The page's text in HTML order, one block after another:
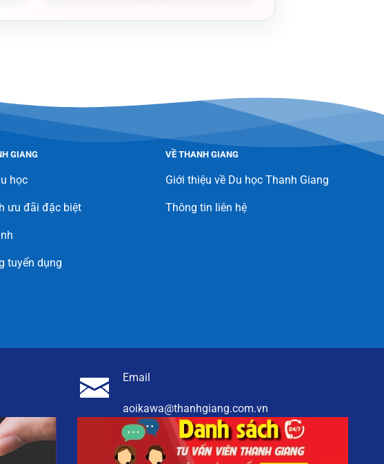
GIANG
học
ưu đãi đặc biệt
tuyển dụng
VỀ THANH GIANG
Giới thiệu về Du học Thanh Giang
Thông tin liên hệ
Email
aoikawa@thanhgiang.com.vn